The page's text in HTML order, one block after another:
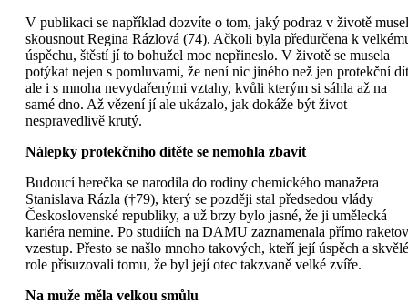
V publikaci se například dozvíte o tom, jaký podraz v životě
skousnout Regina Rázlová (74). Ačkoli byla předurčena k
úspěchu, štěstí jí to bohužel moc nepřineslo. V životě se musela
potýkat nejen s pomluvami, že není nic jiného než jen protekční
ale i s mnoha nevydařenými vztahy, kvůli kterým si sáhla až na
samé dno. Až vězení jí ale ukázalo, jak dokáže být život
nespravedlivě krutý.
Nálepky protekčního dítěte se nemohla zbavit
Budoucí herečka se narodila do rodiny chemického manažera
Stanislava Rázla (†79), který se později stal předsedou vlády
Československé republiky, a už brzy bylo jasné, že ji umělecká
kariéra nemine. Po studiích na DAMU zaznamenala přímo
vzestup. Přesto se našlo mnoho takových, kteří její úspěch a skvělé
role přisuzovali tomu, že byl její otec takzvaně velké zvíře.
Na muže měla velkou smůlu